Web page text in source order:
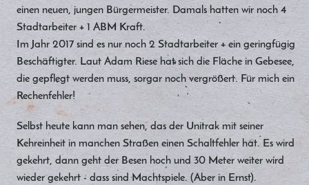
einen neuen, jungen Bürgermeister. Damals hatten wir noch 4
Stadtarbeiter + 1 ABM Kraft.
Im Jahr 2017 sind es nur noch 2 Stadtarbeiter + ein geringfügig
Beschäftigter. Laut Adam Riese hat sich die Fläche in Gebesee,
die gepflegt werden muss, sorgar noch vergrößert. Für mich ein
Rechenfehler!
Selbst heute kann man sehen, das der Unitrak mit seiner
Kehreinheit in manchen Straßen einen Schaltfehler hat. Es wird
gekehrt, dann geht der Besen hoch und 30 Meter weiter wird
wieder gekehrt - dass sind Machtspiele. (Aber in Ernst).